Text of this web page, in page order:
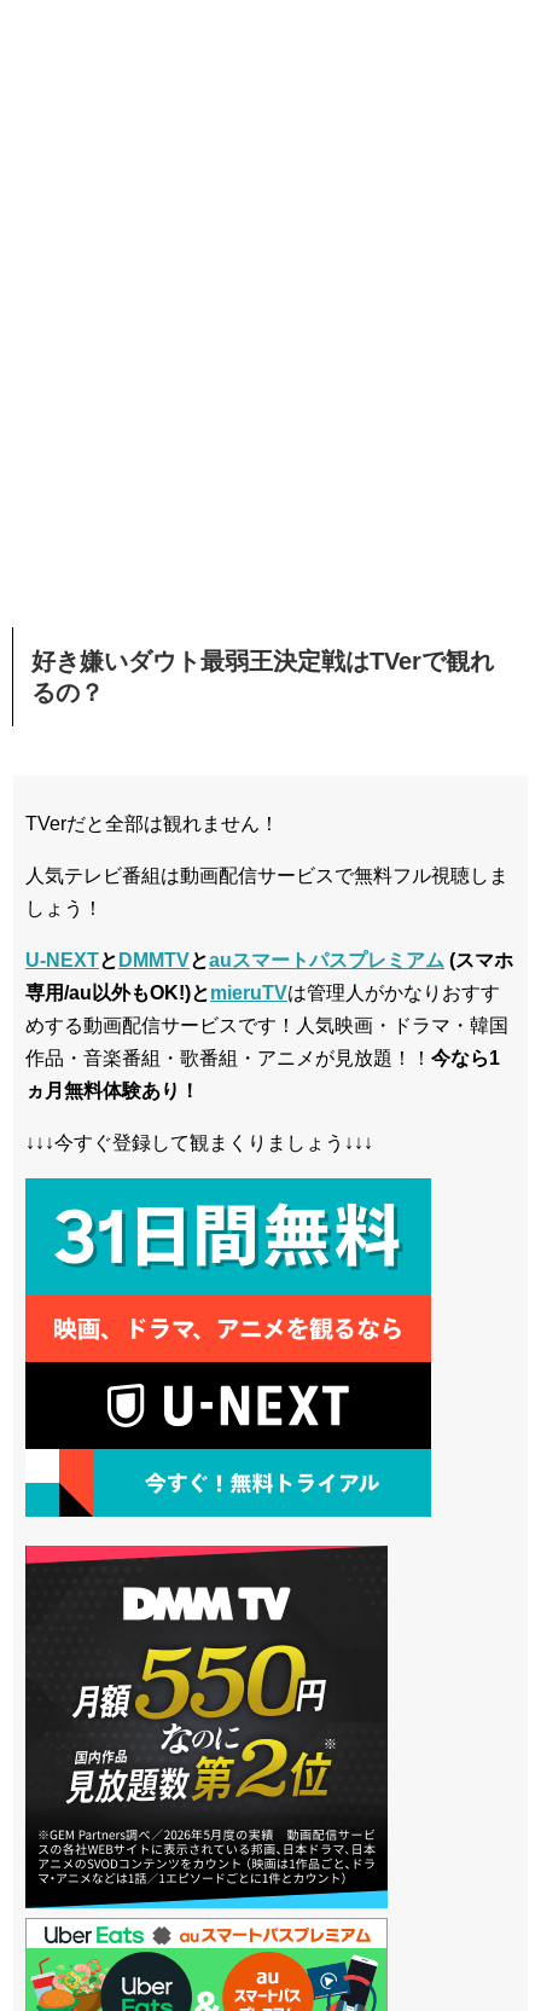
好き嫌いダウト最弱王決定戦はTVerで観れ
るの？
TVerだと全部は観れません！
人気テレビ番組は動画配信サービスで無料フル視聴しま
しょう！
U-NEXTと DMMTVとauスマートパスプレミアム (スマホ
専用/au以外もOK!)とmieruTVは管理人がかなりおすす
めする動画配信サービスです！人気映画・ドラマ・韓国
作品・音楽番組・歌番組・アニメが見放題！！ 今なら1
ヵ月無料体験あり！
↓↓↓今すぐ登録して観まくりましょう↓↓↓